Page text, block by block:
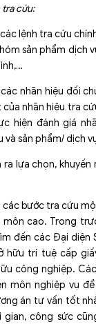
tra cứu:
lệnh tra cứu
sản phẩm dịch
nhãn hiệu đối
của nhãn hiệu tra
hiện đánh giá
và sản phẩm/ dịch
lựa chọn, khuyến
bước tra cứu một
môn cao. Trong
đến các Đại diện
hữu trí tuệ cấp
công nghiệp.
môn nghiệp vụ
án tư vấn tốt
gian, công sức